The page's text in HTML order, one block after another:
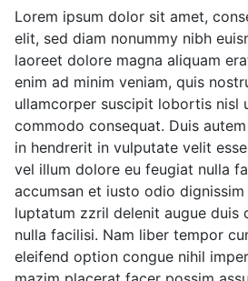
Lorem ipsum dolor sit amet,
elit, sed diam nonummy nibh
laoreet dolore magna aliquam
enim ad minim veniam, quis
ullamcorper suscipit lobortis nisl
commodo consequat. Duis
in hendrerit in vulputate velit
vel illum dolore eu feugiat nulla
accumsan et iusto odio
luptatum zzril delenit augue duis
nulla facilisi. Nam liber tempor
eleifend option congue nihil